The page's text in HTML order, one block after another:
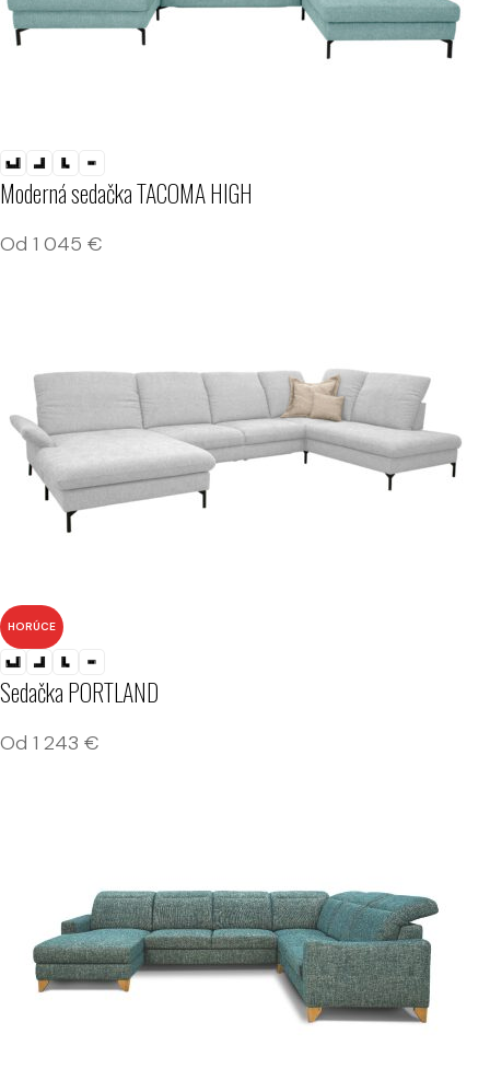
Moderná sedačka TACOMA HIGH
Od 1 045 €
HORÚCE
Sedačka PORTLAND
Od 1 243 €